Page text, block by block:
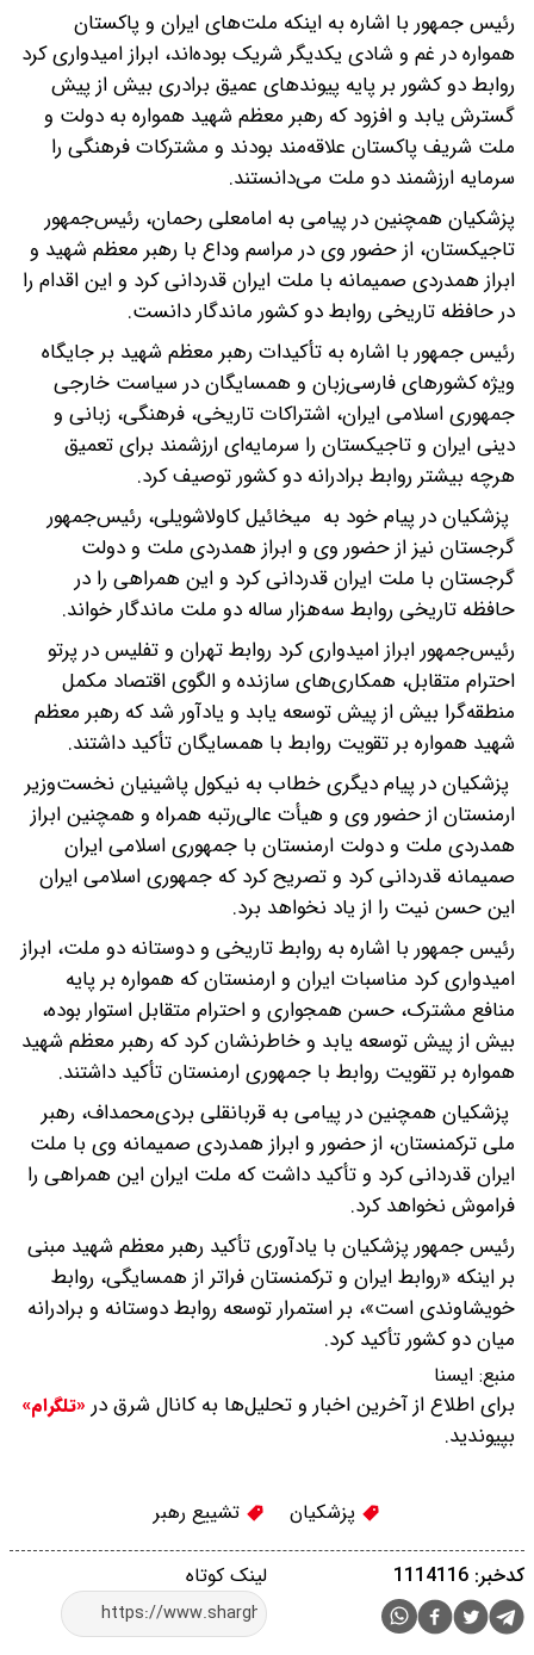
رئیس جمهور با اشاره به اینکه ملت‌های ایران و پاکستان
همواره در غم و شادی یکدیگر شریک بوده‌اند، ابراز امیدواری کرد
روابط دو کشور بر پایه پیوندهای عمیق برادری بیش از پیش
گسترش یابد و افزود که رهبر معظم شهید همواره به دولت و
ملت شریف پاکستان علاقه‌مند بودند و مشترکات فرهنگی را
سرمایه ارزشمند دو ملت می‌دانستند.
پزشکیان همچنین در پیامی به امامعلی رحمان، رئیس‌جمهور
تاجیکستان، از حضور وی در مراسم وداع با رهبر معظم شهید و
ابراز همدردی صمیمانه با ملت ایران قدردانی کرد و این اقدام را
در حافظه تاریخی روابط دو کشور ماندگار دانست.
رئیس جمهور با اشاره به تأکیدات رهبر معظم شهید بر جایگاه
ویژه کشورهای فارسی‌زبان و همسایگان در سیاست خارجی
جمهوری اسلامی ایران، اشتراکات تاریخی، فرهنگی، زبانی و
دینی ایران و تاجیکستان را سرمایه‌ای ارزشمند برای تعمیق
هرچه بیشتر روابط برادرانه دو کشور توصیف کرد.
پزشکیان در پیام خود به میخائیل کاولاشویلی، رئیس‌جمهور
گرجستان نیز از حضور وی و ابراز همدردی ملت و دولت
گرجستان با ملت ایران قدردانی کرد و این همراهی را در
حافظه تاریخی روابط سه‌هزار ساله دو ملت ماندگار خواند.
رئیس‌جمهور ابراز امیدواری کرد روابط تهران و تفلیس در پرتو
احترام متقابل، همکاری‌های سازنده و الگوی اقتصاد مکمل
منطقه‌گرا بیش از پیش توسعه یابد و یادآور شد که رهبر معظم
شهید همواره بر تقویت روابط با همسایگان تأکید داشتند.
پزشکیان در پیام دیگری خطاب به نیکول پاشینیان نخست‌وزیر
ارمنستان از حضور وی و هیأت عالی‌رتبه همراه و همچنین ابراز
همدردی ملت و دولت ارمنستان با جمهوری اسلامی ایران
صمیمانه قدردانی کرد و تصریح کرد که جمهوری اسلامی ایران
این حسن نیت را از یاد نخواهد برد.
رئیس جمهور با اشاره به روابط تاریخی و دوستانه دو ملت، ابراز
امیدواری کرد مناسبات ایران و ارمنستان که همواره بر پایه
منافع مشترک، حسن همجواری و احترام متقابل استوار بوده،
بیش از پیش توسعه یابد و خاطرنشان کرد که رهبر معظم شهید
همواره بر تقویت روابط با جمهوری ارمنستان تأکید داشتند.
پزشکیان همچنین در پیامی به قربانقلی بردی‌محمداف، رهبر
ملی ترکمنستان، از حضور و ابراز همدردی صمیمانه وی با ملت
ایران قدردانی کرد و تأکید داشت که ملت ایران این همراهی را
فراموش نخواهد کرد.
رئیس جمهور پزشکیان با یادآوری تأکید رهبر معظم شهید مبنی
بر اینکه «روابط ایران و ترکمنستان فراتر از همسایگی، روابط
خویشاوندی است»، بر استمرار توسعه روابط دوستانه و برادرانه
میان دو کشور تأکید کرد.
منبع: ايسنا
برای اطلاع از آخرین اخبار و تحلیل‌ها به کانال شرق در «تلگرام»
بپیوندید.
پزشکیان تشییع رهبر
لینک کوتاه کدخبر: 1114116